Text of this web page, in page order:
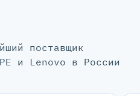
поставщик
и Lenovo в России